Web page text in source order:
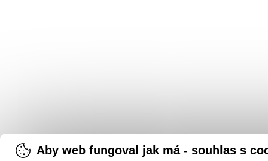
Aby web fungoval jak má - souhlas s